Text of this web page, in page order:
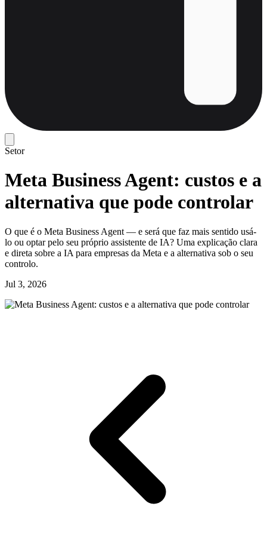
Setor
Meta Business Agent: custos e a
alternativa que pode controlar
O que é o Meta Business Agent — e será que faz mais sentido usá-
lo ou optar pelo seu próprio assistente de IA? Uma explicação clara
e direta sobre a IA para empresas da Meta e a alternativa sob o seu
controlo.
Jul 3, 2026